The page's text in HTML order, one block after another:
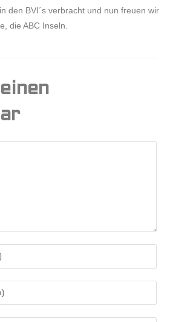
den BVI´s verbracht und nun freuen wir
die ABC Inseln.